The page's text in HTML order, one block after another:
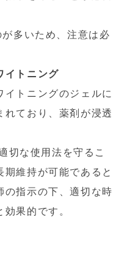
多いため、注意は必
イトニング
トニングのジェルに
れており、薬剤が浸透
切な使用法を守るこ
期維持が可能であると
の指示の下、適切な時
果的です。